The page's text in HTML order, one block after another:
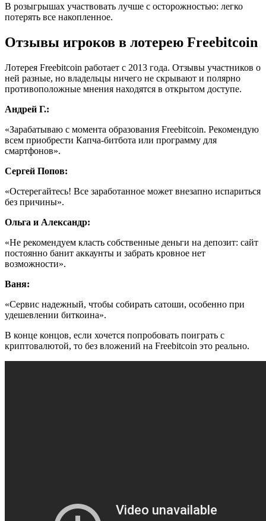
В розыгрышах участвовать лучше с осторожностью: легко
потерять все накопленное.
Отзывы игроков в лотерею Freebitcoin
Лотерея Freebitcoin работает с 2013 года. Отзывы участников о
ней разные, но владельцы ничего не скрывают и полярно
противоположные мнения находятся в открытом доступе.
Андрей Г.:
«Зарабатываю с момента образования Freebitcoin. Рекомендую
всем приобрести Капча-битбота или программу для
смартфонов».
Сергей Попов:
«Остерегайтесь! Все заработанное может внезапно испариться
без причины».
Ольга и Александр:
«Не рекомендуем класть собственные деньги на депозит: сайт
постоянно банит аккаунты и забрать кровное нет
возможности».
Ваня:
«Сервис надежный, чтобы собирать сатоши, особенно при
удешевлении биткоина».
В конце концов, если хочется попробовать поиграть с
криптовалютой, то без вложений на Freebitcoin это реально.